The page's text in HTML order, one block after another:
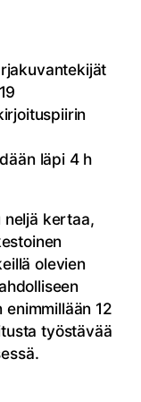
läpi 4 h
neljä kertaa,
olevien
enimmillään 12
työstävää